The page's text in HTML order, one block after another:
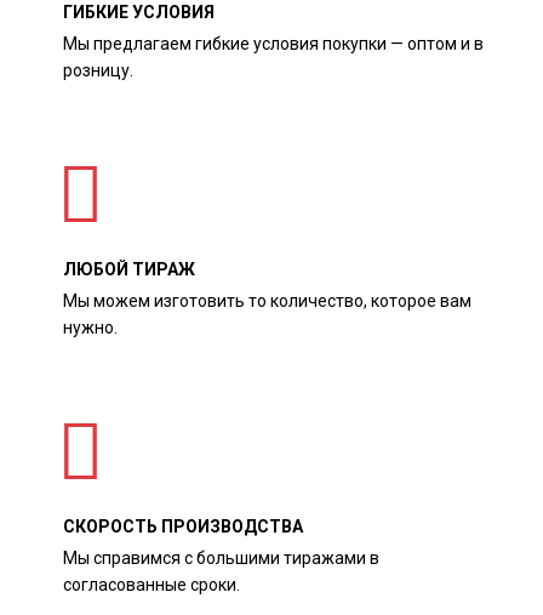
ГИБКИЕ УСЛОВИЯ
Мы предлагаем гибкие условия покупки — оптом и в
розницу.
ЛЮБОЙ ТИРАЖ
Мы можем изготовить то количество, которое вам
нужно.
СКОРОСТЬ ПРОИЗВОДСТВА
Мы справимся с большими тиражами в
согласованные сроки.